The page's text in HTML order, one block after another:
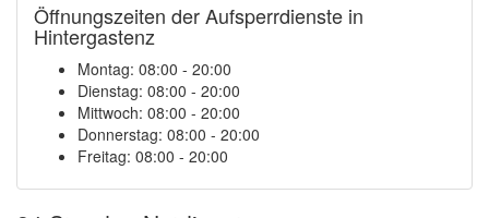
Öffnungszeiten der Aufsperrdienste in
Hintergastenz
Montag: 08:00 - 20:00
Dienstag: 08:00 - 20:00
Mittwoch: 08:00 - 20:00
Donnerstag: 08:00 - 20:00
Freitag: 08:00 - 20:00